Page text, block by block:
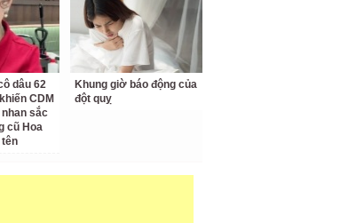
dâu 62
CDM
sắc
cũ Hoa
Khung giờ báo động của
đột quỵ